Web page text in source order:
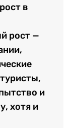
в
рост —
и
хотя и